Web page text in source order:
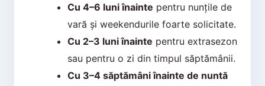
Cu 4–6 luni înainte pentru nunțile de
vară și weekendurile foarte solicitate.
Cu 2–3 luni înainte pentru extrasezon
sau pentru o zi din timpul săptămânii.
Cu 3–4 săptămâni înainte de nuntă